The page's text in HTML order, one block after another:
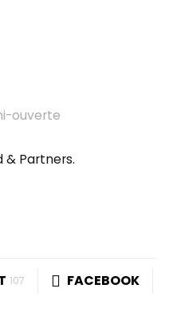
ouverte
& Partners.
107
FACEBOOK